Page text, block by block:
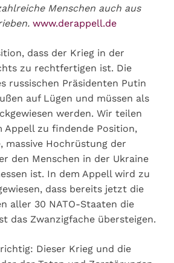
Menschen auch aus
www.derappell.de
dass der Krieg in der
zu rechtfertigen ist. Die
russischen Präsidenten Putin
auf Lügen und müssen als
werden. Wir teilen
Appell zu findende Position,
massive Hochrüstung der
den Menschen in der Ukraine
ist. In dem Appell wird zu
dass bereits jetzt die
aller 30 NATO-Staaten die
das Zwanzigfache übersteigen.
Dieser Krieg und die